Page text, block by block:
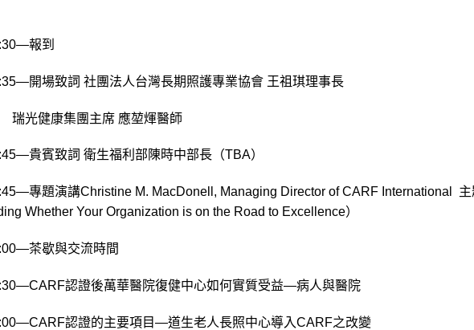
報到
開場致詞 社團法人台灣長期照護專業協會 王祖琪理事長
康集團主席 應堃煇醫師
貴賓致詞 衛生福利部陳時中部長（TBA）
專題演講Christine M. MacDonell, Managing Director of CARF International
Whether Your Organization is on the Road to Excellence）
茶歇與交流時間
認證後萬華醫院復健中心如何實質受益—病人與醫院
認證的主要項目—道生老人長照中心導入CARF之改變